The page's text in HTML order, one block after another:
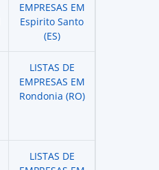
EMPRESAS EM
Espirito Santo
(ES)
LISTAS DE
EMPRESAS EM
Rondonia (RO)
LISTAS DE